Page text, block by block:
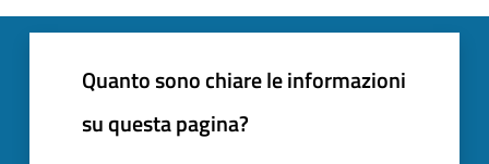
Quanto sono chiare le informazioni
su questa pagina?